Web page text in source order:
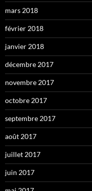
mars 2018
février 2018
janvier 2018
décembre 2017
novembre 2017
octobre 2017
septembre 2017
août 2017
juillet 2017
juin 2017